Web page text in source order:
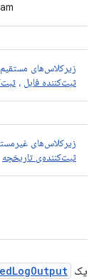
زیرکلاس‌های
ثبت‌کننده فایل ،
زیرکلاس‌های
ثبت‌کننده‌ی تاریخچه
یک